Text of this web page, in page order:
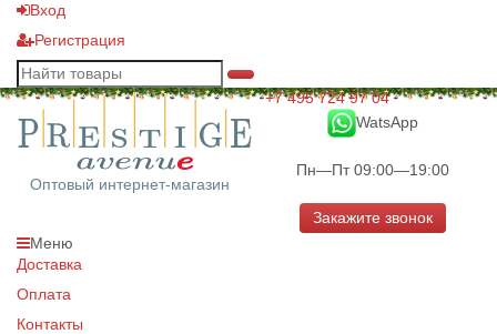
Вход
Регистрация
Оптовый интернет-магазин
+7 495 724 97 04
WatsApp
Пн—Пт 09:00—19:00
Закажите звонок
Меню
Доставка
Оплата
Контакты